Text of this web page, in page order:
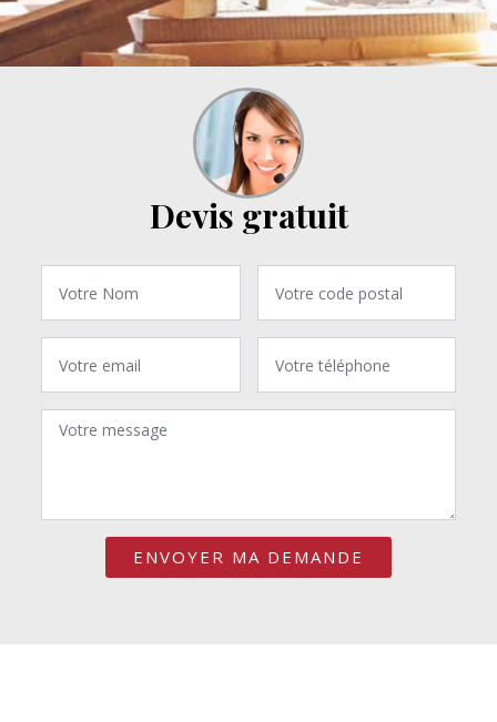
Devis gratuit